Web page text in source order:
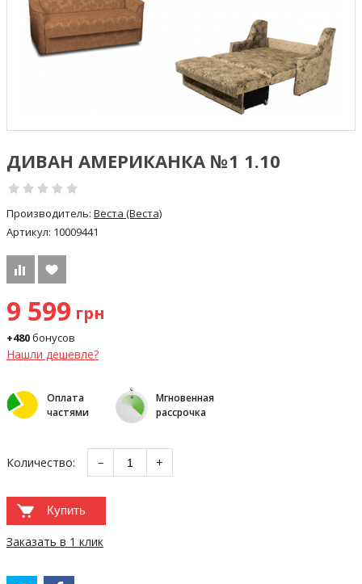
ДИВАН АМЕРИКАНКА №1 1.10
Производитель: Веста (Веста)
Артикул: 10009441
9 599 грн
+480бонусов
Нашли дешевле?
Оплата
частями
Мгновенная
рассрочка
Количество: − +
Купить
Заказать в 1 клик